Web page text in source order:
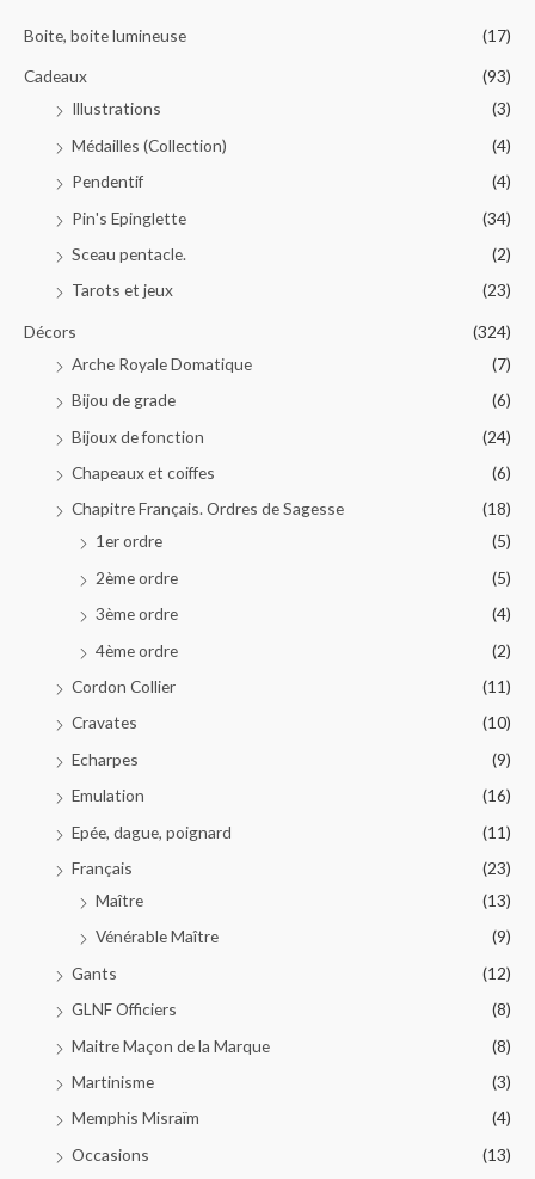
Boite, boite lumineuse (17)
Cadeaux
(93)
Illustrations
(3)
Médailles (Collection)
(4)
Pendentif
(4)
Pin's Epinglette
(34)
Sceau pentacle.
(2)
Tarots et jeux
(23)
Décors
(324)
Arche Royale Domatique
(7)
Bijou de grade
(6)
Bijoux de fonction
(24)
Chapeaux et coiffes
(6)
Chapitre Français. Ordres de Sagesse
(18)
1er ordre
(5)
2ème ordre
(5)
3ème ordre
(4)
4ème ordre
(2)
Cordon Collier
(11)
Cravates
(10)
Echarpes
(9)
Emulation
(16)
Epée, dague, poignard
(11)
Français
(23)
Maître
(13)
Vénérable Maître
(9)
Gants
(12)
GLNF Officiers
(8)
Maitre Maçon de la Marque
(8)
Martinisme
(3)
Memphis Misraïm
(4)
Occasions
(13)